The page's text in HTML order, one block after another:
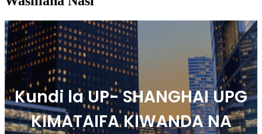
Kundi la UP- SHANGHAI UPG
KIMATAIFA KIWANDA NA